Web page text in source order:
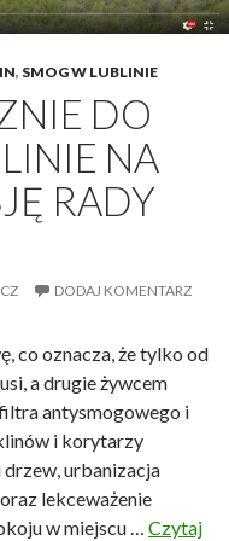
s
z
k
a
ń
c
ó
w
f
ą
ł
s
i
ę
o
m
, SMOG W LUBLINIE
DO
NA
RADY
DODAJ KOMENTARZ
co oznacza, że tylko od
a drugie żywcem
antysmogowego i
i korytarzy
urbanizacja
lekceważenie
w miejscu … Czytaj